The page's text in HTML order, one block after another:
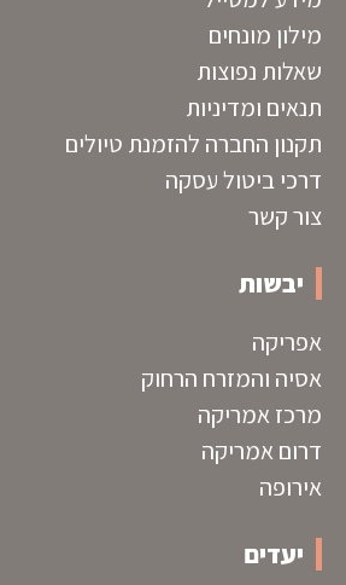
מילון מונחים
שאלות נפוצות
תנאים ומדיניות
תקנון החברה להזמנת טיולים
דרכי ביטול עסקה
צור קשר
יבשות
אפריקה
אסיה והמזרח הרחוק
מרכז אמריקה
דרום אמריקה
אירופה
יעדים